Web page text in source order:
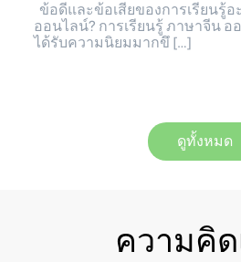
ข้อดีและข้อเสียของการเรียนรู้อ
ออนไลน์? การเรียนรู้ ภาษาจีน อ
ได้รับความนิยมมากขึ […]
ดูทั้งหมด
ความคิ